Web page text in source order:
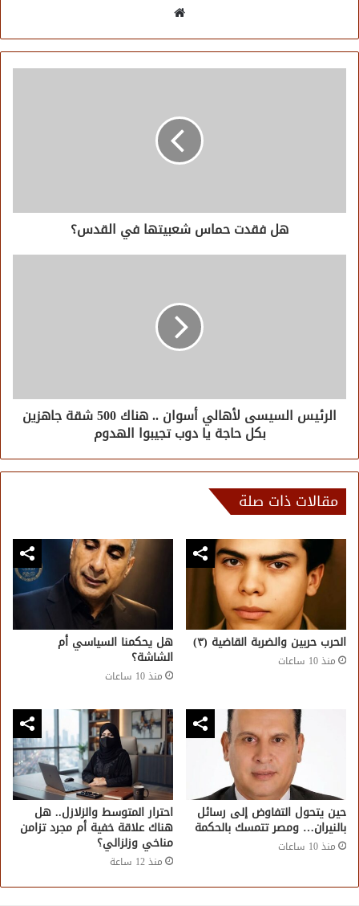
هل فقدت حماس شعبيتها في القدس؟
الرئيس السيسى لأهالي أسوان .. هناك 500 شقة جاهزين
بكل حاجة يا دوب تجيبوا الهدوم
مقالات ذات صلة
الحرب حربين والضربة القاضية (٣)
منذ 10 ساعات
هل يحكمنا السياسي أم
الشاشة؟
منذ 10 ساعات
حين يتحول التفاوض إلى رسائل
بالنيران… ومصر تتمسك بالحكمة
منذ 10 ساعات
احترار المتوسط والزلازل.. هل
هناك علاقة خفية أم مجرد تزامن
مناخي وزلزالي؟
منذ 12 ساعة